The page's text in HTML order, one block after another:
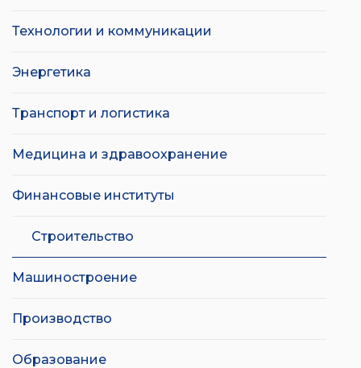
Технологии и коммуникации
Энергетика
Транспорт и логистика
Медицина и здравоохранение
Финансовые институты
Строительство
Машиностроение
Производство
Образование